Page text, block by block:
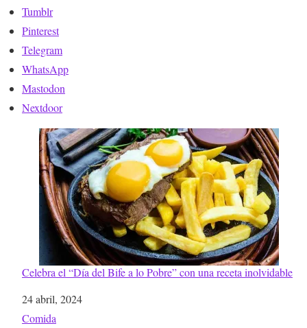
Tumblr
Pinterest
Telegram
WhatsApp
Mastodon
Nextdoor
Celebra el “Día del Bife a lo Pobre” con una receta inolvidable
Fecha
24 abril, 2024
Respecto a
Comida